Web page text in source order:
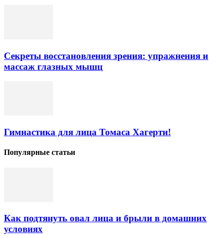
Секреты восстановления зрения: упражнения и
массаж глазных мышц
Гимнастика для лица Томаса Хагерти!
Популярные статьи
Как подтянуть овал лица и брыли в домашних
условиях